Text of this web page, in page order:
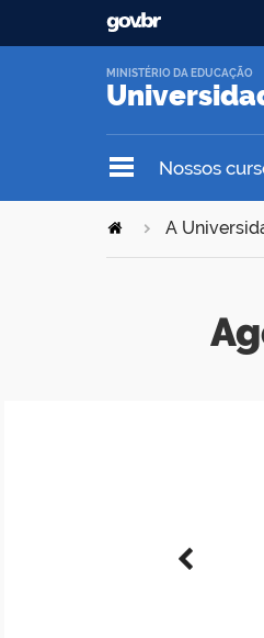
MINISTÉRIO DA EDUCAÇÃO
Nossos
A